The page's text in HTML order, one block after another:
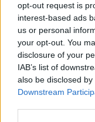
opt-out request is
interest-based ads
us or personal
your opt-out. You
disclosure of your
IAB’s list of
also be disclosed
Downstream